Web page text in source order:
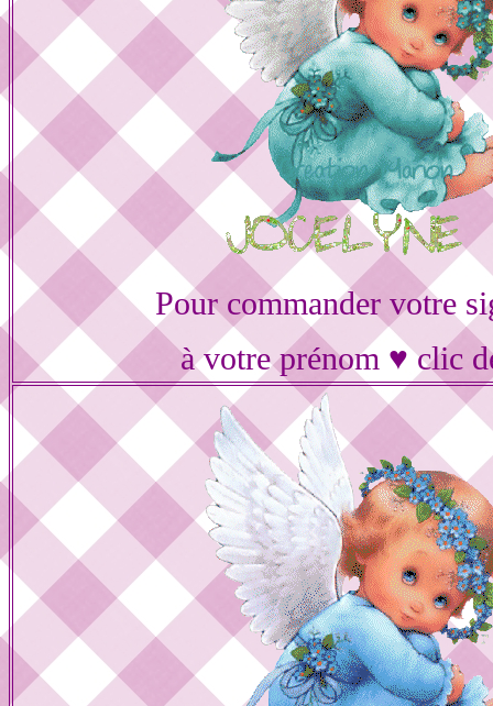
Pour commander votre
à votre prénom ♥ clic